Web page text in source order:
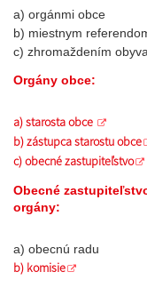
a) orgánmi obce
b) miestnym
c) zhromaždením
Orgány obce:
a) starosta obce
b) zástupca starostu obce
c) obecné zastupiteľstvo
Obecné
orgány:
a) obecnú radu
b) komisie